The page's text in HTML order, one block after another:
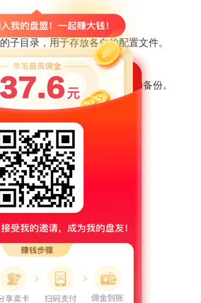
子目录，用于存放各自的配置文件。
对应的宿主目录位于
独立分区，以方便用户数据的备份。
，而不是在/home下。
程序。
熟悉^_^